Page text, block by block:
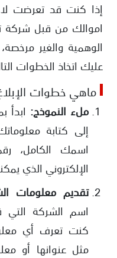
إذا كنت قد تعرضت
اموالك من قبل شركة
الوهمية والغير
عليك اتخاذ الخطوات
ماهي خطوات
ملء النموذج: ابدأ
إلى كتابة
اسمك الكامل،
الإلكتروني الذي
تقديم معلومات
اسم الشركة التي
كنت تعرف أي
مثل عنوانها أو